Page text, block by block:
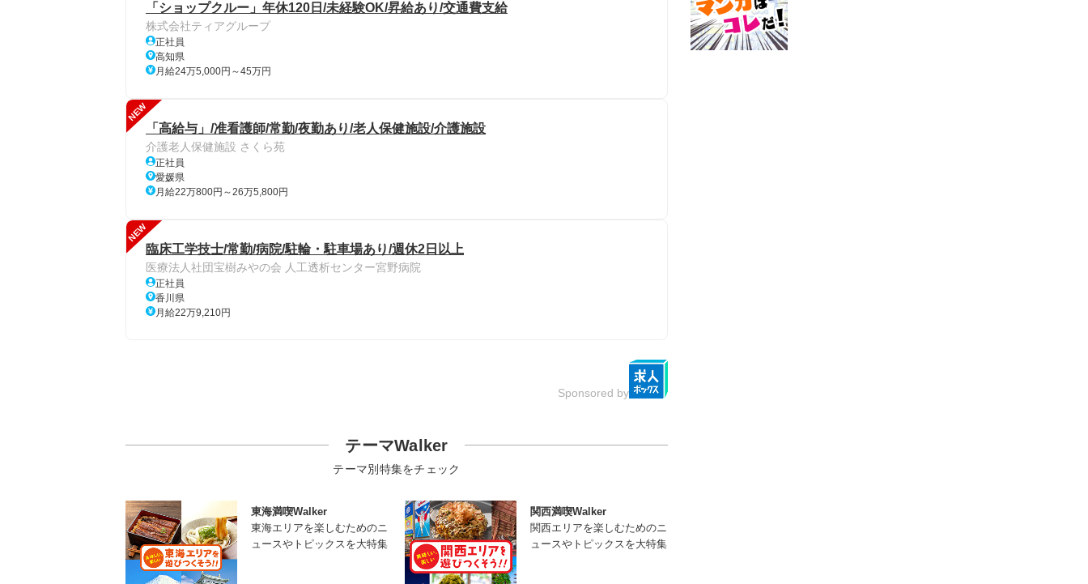
「ショップクルー」年休120日/未経験OK/昇給あり/交通費支給
株式会社ティアグループ
正社員
高知県
月給24万5,000円～45万円
NEW
「高給与」/准看護師/常勤/夜勤あり/老人保健施設/介護施設
介護老人保健施設 さくら苑
正社員
愛媛県
月給22万800円～26万5,800円
NEW
臨床工学技士/常勤/病院/駐輪・駐車場あり/週休2日以上
医療法人社団宝樹みやの会 人工透析センター宮野病院
正社員
香川県
月給22万9,210円
Sponsored by
テーマWalker
テーマ別特集をチェック
東海満喫Walker
東海エリアを楽しむためのニ
ュースやトピックスを大特集
関西満喫Walker
関西エリアを楽しむためのニ
ュースやトピックスを大特集